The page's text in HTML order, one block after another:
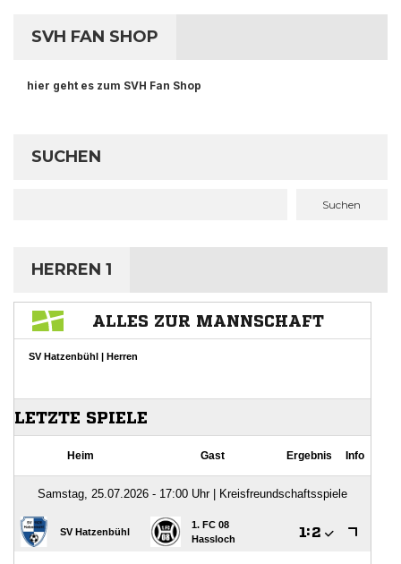
SVH FAN SHOP
hier geht es zum SVH Fan Shop
SUCHEN
Suchen
HERREN 1